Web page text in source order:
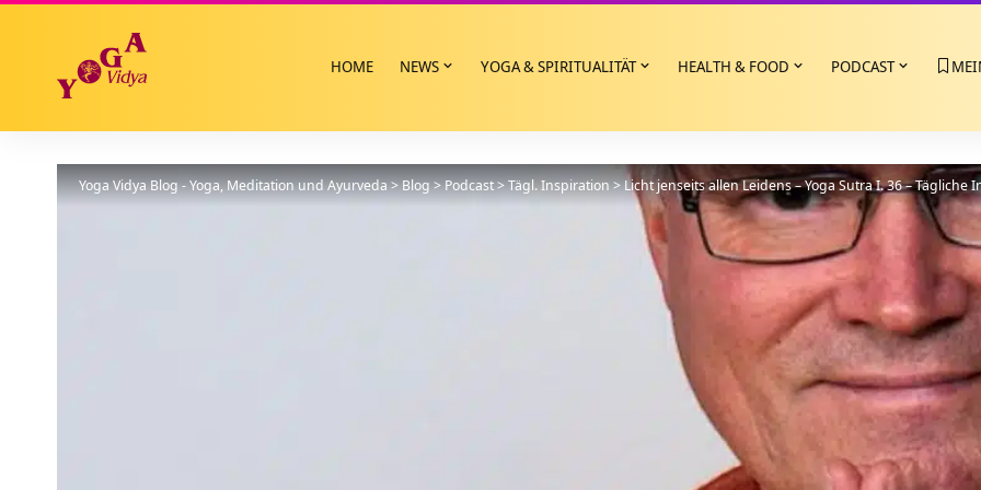
HOME NEWS YOGA & SPIRITUALITÄT HEALTH & FOOD PODCAST
Yoga Vidya Blog - Yoga, Meditation und Ayurveda>Blog>Podcast>Tägl. Inspiration>Licht jenseits allen Leidens – Yoga Sutra I. 36 – Tägliche